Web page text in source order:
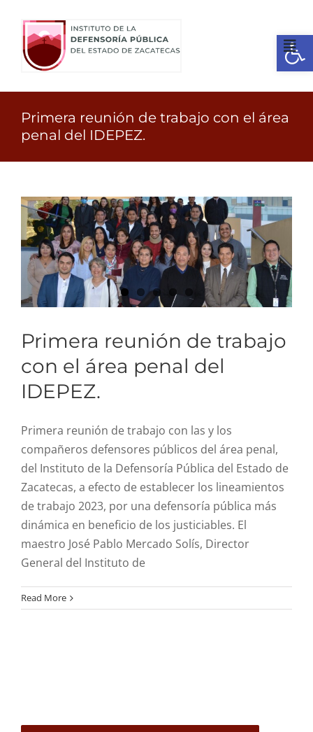
contenido
Identidad
Servicios
Transparencia
R. Cuentas
Aviso de privacidad
SIDP
Primera reunión de trabajo con el área
penal del IDEPEZ.
Primera reunión de
trabajo con el área penal
Primera reunión de trabajo
con el área penal del
IDEPEZ.
Primera reunión de trabajo con las y los
compañeros defensores públicos del área penal,
del Instituto de la Defensoría Pública del Estado de
Zacatecas, a efecto de establecer los lineamientos
de trabajo 2023, por una defensoría pública más
dinámica en beneficio de los justiciables. El
maestro José Pablo Mercado Solís, Director
General del Instituto de
Read More